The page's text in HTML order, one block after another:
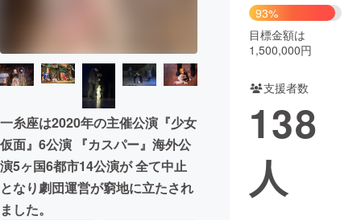
CAMPFIRE Creation
CAMPFIREふるさと納税machi-ya コミュニティ
一糸座は2020年の主催公演『少女
仮面』6公演 『カスパー』海外公
演5ヶ国6都市14公演が 全て中止
となり劇団運営が窮地に立たされ
ました。
93%
目標金額は
1,500,000円
支援者数
138
人